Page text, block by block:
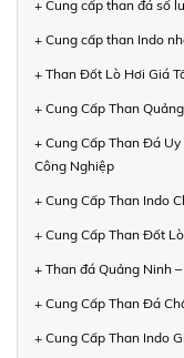
+ Cung cấp than đá số
+ Cung cấp than Indo
+ Than Đốt Lò Hơi Giá
+ Cung Cấp Than
+ Cung Cấp Than Đá
Công Nghiệp
+ Cung Cấp Than Indo
+ Cung Cấp Than Đốt
+ Than đá Quảng Ninh
+ Cung Cấp Than Đá
+ Cung Cấp Than Indo